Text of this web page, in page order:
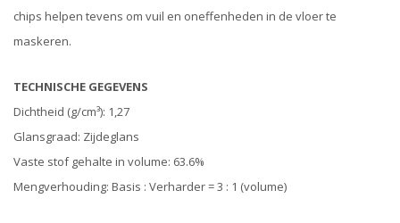
chips helpen tevens om vuil en oneffenheden in de vloer te
maskeren.
TECHNISCHE GEGEVENS
Dichtheid (g/cm³): 1,27
Glansgraad: Zijdeglans
Vaste stof gehalte in volume: 63.6%
Mengverhouding: Basis : Verharder = 3 : 1 (volume)